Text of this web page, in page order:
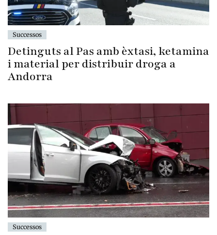
Successos
Detinguts al Pas amb èxtasi, ketamina
i material per distribuir droga a
Andorra
Successos